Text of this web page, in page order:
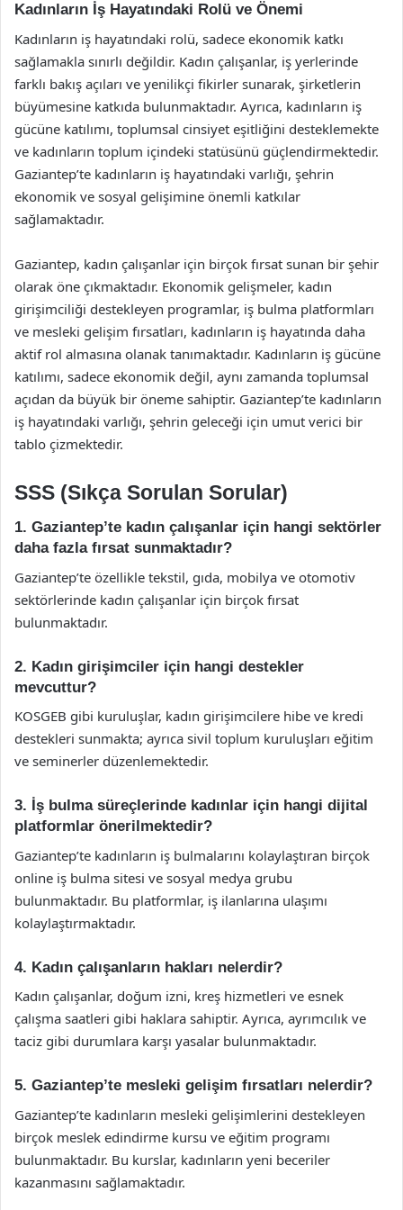
Kadınların İş Hayatındaki Rolü ve Önemi
Kadınların iş hayatındaki rolü, sadece ekonomik katkı
sağlamakla sınırlı değildir. Kadın çalışanlar, iş yerlerinde
farklı bakış açıları ve yenilikçi fikirler sunarak, şirketlerin
büyümesine katkıda bulunmaktadır. Ayrıca, kadınların iş
gücüne katılımı, toplumsal cinsiyet eşitliğini desteklemekte
ve kadınların toplum içindeki statüsünü güçlendirmektedir.
Gaziantep’te kadınların iş hayatındaki varlığı, şehrin
ekonomik ve sosyal gelişimine önemli katkılar
sağlamaktadır.
Gaziantep, kadın çalışanlar için birçok fırsat sunan bir şehir
olarak öne çıkmaktadır. Ekonomik gelişmeler, kadın
girişimciliği destekleyen programlar, iş bulma platformları
ve mesleki gelişim fırsatları, kadınların iş hayatında daha
aktif rol almasına olanak tanımaktadır. Kadınların iş gücüne
katılımı, sadece ekonomik değil, aynı zamanda toplumsal
açıdan da büyük bir öneme sahiptir. Gaziantep’te kadınların
iş hayatındaki varlığı, şehrin geleceği için umut verici bir
tablo çizmektedir.
SSS (Sıkça Sorulan Sorular)
1. Gaziantep’te kadın çalışanlar için hangi sektörler
daha fazla fırsat sunmaktadır?
Gaziantep’te özellikle tekstil, gıda, mobilya ve otomotiv
sektörlerinde kadın çalışanlar için birçok fırsat
bulunmaktadır.
2. Kadın girişimciler için hangi destekler
mevcuttur?
KOSGEB gibi kuruluşlar, kadın girişimcilere hibe ve kredi
destekleri sunmakta; ayrıca sivil toplum kuruluşları eğitim
ve seminerler düzenlemektedir.
3. İş bulma süreçlerinde kadınlar için hangi dijital
platformlar önerilmektedir?
Gaziantep’te kadınların iş bulmalarını kolaylaştıran birçok
online iş bulma sitesi ve sosyal medya grubu
bulunmaktadır. Bu platformlar, iş ilanlarına ulaşımı
kolaylaştırmaktadır.
4. Kadın çalışanların hakları nelerdir?
Kadın çalışanlar, doğum izni, kreş hizmetleri ve esnek
çalışma saatleri gibi haklara sahiptir. Ayrıca, ayrımcılık ve
taciz gibi durumlara karşı yasalar bulunmaktadır.
5. Gaziantep’te mesleki gelişim fırsatları nelerdir?
Gaziantep’te kadınların mesleki gelişimlerini destekleyen
birçok meslek edindirme kursu ve eğitim programı
bulunmaktadır. Bu kurslar, kadınların yeni beceriler
kazanmasını sağlamaktadır.